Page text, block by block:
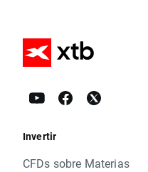
Invertir
CFDs sobre Materias